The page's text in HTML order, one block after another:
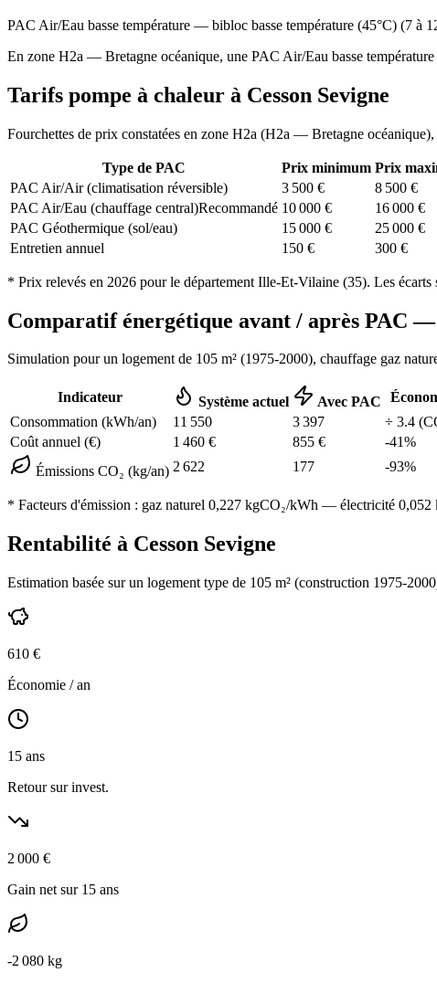
PAC Air/Eau basse température — bibloc basse température (45°C) (7 à
En zone H2a — Bretagne océanique, une PAC Air/Eau basse
Tarifs pompe à chaleur à Cesson Sevigne
Fourchettes de prix constatées en zone H2a (H2a — Bretagne océanique),
Type de PAC Prix minimum Prix
PAC Air/Air (climatisation réversible)
3 500 € 8 500 €
PAC Air/Eau (chauffage central)Recommandé 10 000 € 16 000 €
PAC Géothermique (sol/eau)
15 000 € 25 000 €
Entretien annuel
150 € 300 €
* Prix relevés en 2026 pour le département Ille-Et-Vilaine (35). Les écarts
Comparatif énergétique avant / après PAC —
Simulation pour un logement de 105 m² (1975-2000), chauffage gaz
Indicateur Système actuel Avec PAC
Consommation (kWh/an)
11 550 3 397 ÷ 3.4
Coût annuel (€)
1 460 € 855 € -41%
Émissions CO₂ (kg/an) 2 622 177 -93%
* Facteurs d'émission : gaz naturel 0,227 kgCO₂/kWh — électricité 0,052
Rentabilité à Cesson Sevigne
Estimation basée sur un logement type de 105 m² (construction 1975-2000
610 €
Économie / an
15 ans
Retour sur invest.
2 000 €
Gain net sur 15 ans
-2 080 kg